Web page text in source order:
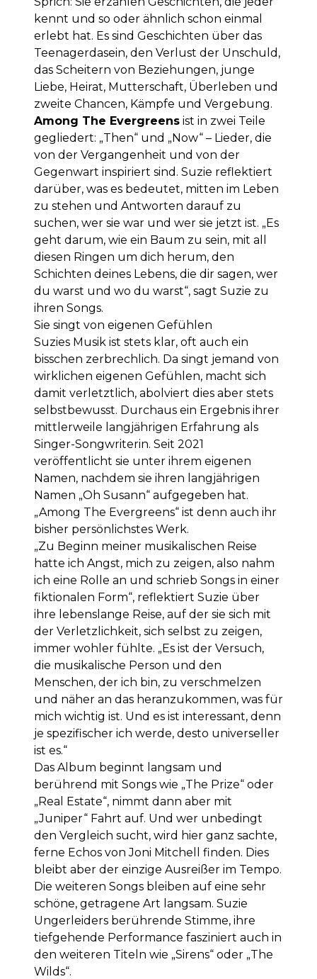
kennt und so oder ähnlich schon einmal
erlebt hat. Es sind Geschichten über das
Teenagerdasein, den Verlust der Unschuld,
das Scheitern von Beziehungen, junge
Liebe, Heirat, Mutterschaft, Überleben und
zweite Chancen, Kämpfe und Vergebung.
Among The Evergreens ist in zwei Teile
gegliedert: „Then“ und „Now“ – Lieder, die
von der Vergangenheit und von der
Gegenwart inspiriert sind. Suzie reflektiert
darüber, was es bedeutet, mitten im Leben
zu stehen und Antworten darauf zu
suchen, wer sie war und wer sie jetzt ist. „Es
geht darum, wie ein Baum zu sein, mit all
diesen Ringen um dich herum, den
Schichten deines Lebens, die dir sagen, wer
du warst und wo du warst“, sagt Suzie zu
ihren Songs.
Sie singt von eigenen Gefühlen
Suzies Musik ist stets klar, oft auch ein
bisschen zerbrechlich. Da singt jemand von
wirklichen eigenen Gefühlen, macht sich
damit verletztlich, abolviert dies aber stets
selbstbewusst. Durchaus ein Ergebnis ihrer
mittlerweile langjährigen Erfahrung als
Singer-Songwriterin. Seit 2021
veröffentlicht sie unter ihrem eigenen
Namen, nachdem sie ihren langjährigen
Namen „Oh Susann“ aufgegeben hat.
„Among The Evergreens“ ist denn auch ihr
bisher persönlichstes Werk.
„Zu Beginn meiner musikalischen Reise
hatte ich Angst, mich zu zeigen, also nahm
ich eine Rolle an und schrieb Songs in einer
fiktionalen Form“, reflektiert Suzie über
ihre lebenslange Reise, auf der sie sich mit
der Verletzlichkeit, sich selbst zu zeigen,
immer wohler fühlte. „Es ist der Versuch,
die musikalische Person und den
Menschen, der ich bin, zu verschmelzen
und näher an das heranzukommen, was für
mich wichtig ist. Und es ist interessant, denn
je spezifischer ich werde, desto universeller
ist es.“
Das Album beginnt langsam und
berührend mit Songs wie „The Prize“ oder
„Real Estate“, nimmt dann aber mit
„Juniper“ Fahrt auf. Und wer unbedingt
den Vergleich sucht, wird hier ganz sachte,
ferne Echos von Joni Mitchell finden. Dies
bleibt aber der einzige Ausreißer im Tempo.
Die weiteren Songs bleiben auf eine sehr
schöne, getragene Art langsam. Suzie
Ungerleiders berührende Stimme, ihre
tiefgehende Performance fasziniert auch in
den weiteren Titeln wie „Sirens“ oder „The
Wilds“.